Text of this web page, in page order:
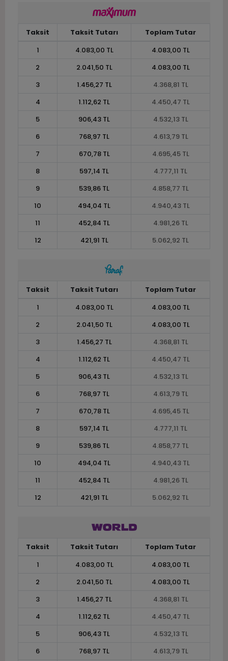
Taksit Taksit Tutarı
Toplam Tutar
1
4.083,00 TL
4.083,00 TL
2
2.041,50 TL
4.083,00 TL
3
1.456,27 TL
4.368,81 TL
4
1.112,62 TL
4.450,47 TL
5
906,43 TL
4.532,13 TL
6
768,97 TL
4.613,79 TL
7
670,78 TL
4.695,45 TL
8
597,14 TL
4.777,11 TL
9
539,86 TL
4.858,77 TL
10
494,04 TL
4.940,43 TL
11
452,84 TL
4.981,26 TL
12
421,91 TL 5.062,92 TL
Taksit Taksit Tutarı
Toplam Tutar
1
4.083,00 TL
4.083,00 TL
2
2.041,50 TL
4.083,00 TL
3
1.456,27 TL
4.368,81 TL
4
1.112,62 TL
4.450,47 TL
5
906,43 TL
4.532,13 TL
6
768,97 TL
4.613,79 TL
7
670,78 TL
4.695,45 TL
8
597,14 TL
4.777,11 TL
9
539,86 TL
4.858,77 TL
10
494,04 TL
4.940,43 TL
11
452,84 TL
4.981,26 TL
12
421,91 TL 5.062,92 TL
Taksit Taksit Tutarı
Toplam Tutar
1
4.083,00 TL
4.083,00 TL
2
2.041,50 TL
4.083,00 TL
3
1.456,27 TL
4.368,81 TL
4
1.112,62 TL
4.450,47 TL
5
906,43 TL
4.532,13 TL
6
768,97 TL
4.613,79 TL